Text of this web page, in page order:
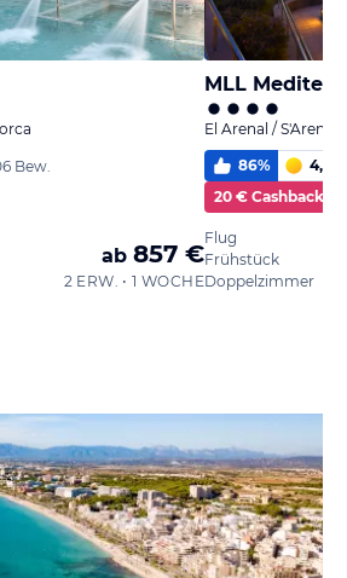
Bew.
ab 857 €
2 ERW. • 1 WOCHE
El Arenal /
86% 4,8
20 € Cashback
Flug
Frühstück
Doppelzimmer